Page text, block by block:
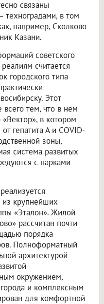
связаны
в том
например, Сколково
Казани.
советского
считается
городского типа
Этот
всего тем, что в нем
в котором
гепатита А и COVID-
зоны,
система развитых
с парками
из крупнейших
«Эталон». Жилой
рассчитан почти
порядка
Полноформатный
архитектурой
окружением,
и комплексным
для комфортной